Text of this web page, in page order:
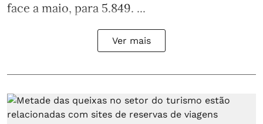
face a maio, para 5.849. ...
Ver mais